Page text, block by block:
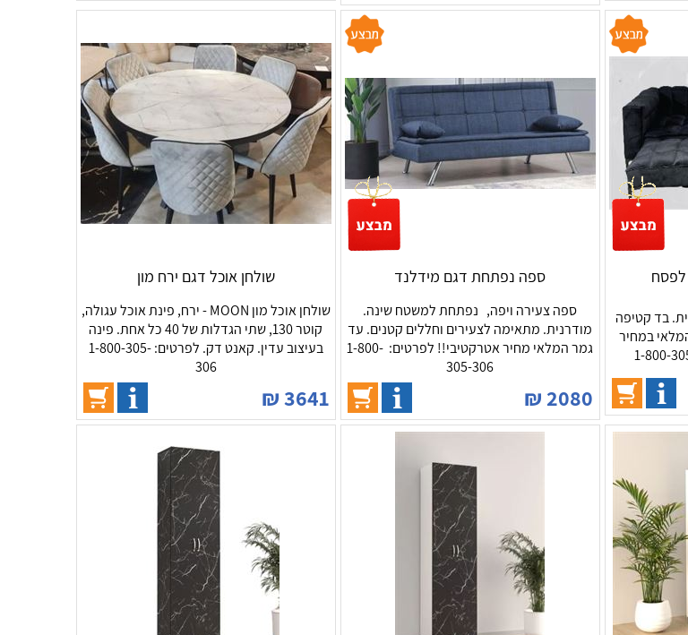
לפסח
בד קטיפה
במחיר
ספה נפתחת דגם מידלנד
ספה צעירה ויפה, נפתחת למשטח שינה.
מודרנית. מתאימה לצעירים וחללים קטנים. עד
גמר המלאי מחיר אטרקטיבי!! לפרטים: 1-800-
305-306
2080
₪
שולחן אוכל דגם ירח מון
שולחן אוכל מון MOON - ירח, פינת אוכל עגולה,
קוטר 130, שתי הגדלות של 40 כל אחת. פינה
בעיצוב עדין. קאנט דק. לפרטים: 1-800-305-
306
3641
₪